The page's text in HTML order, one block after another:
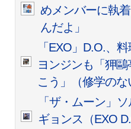
めメンバーに執
んだよ」
「EXO」D.O.、
ヨンジンも「狎
こう」（修学のな
「ザ・ムーン」
ギョンス（EXO